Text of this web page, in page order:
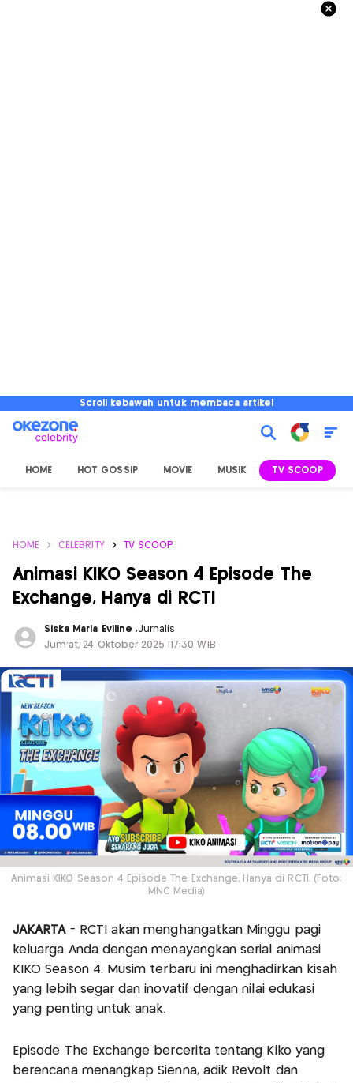
Scroll kebawah untuk membaca artikel
HOME HOT GOSSIP MOVIE MUSIK TV SCOOP
HOME CELEBRITY TV SCOOP
Animasi KIKO Season 4 Episode The
Exchange, Hanya di RCTI
Siska Maria Eviline ,Jurnalis
Jum'at, 24 Oktober 2025 |17:30 WIB
Animasi KIKO Season 4 Episode The Exchange, Hanya di RCTI. (Foto:
MNC Media)
JAKARTA - RCTI akan menghangatkan Minggu pagi
keluarga Anda dengan menayangkan serial animasi
KIKO Season 4. Musim terbaru ini menghadirkan kisah
yang lebih segar dan inovatif dengan nilai edukasi
yang penting untuk anak.
Episode The Exchange bercerita tentang Kiko yang
berencana menangkap Sienna, adik Revolt dan